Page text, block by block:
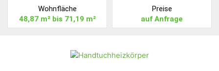
Wohnfläche
48,87 m² bis 71,19 m²
Preise
auf Anfrage